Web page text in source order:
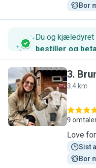
Bor
Du og kjæledyret
bestiller og
B
3.
3.4 km
9
Love
Sist
Bor